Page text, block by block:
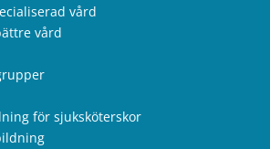
vård
vård
för sjuksköterskor